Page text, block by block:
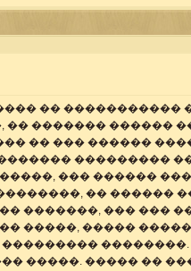
�� �����������
�� ������� ������
�� ��� ������
���������
��� ������
�� ������
�������, ��� ���
�����, �����
�����. ����� ��